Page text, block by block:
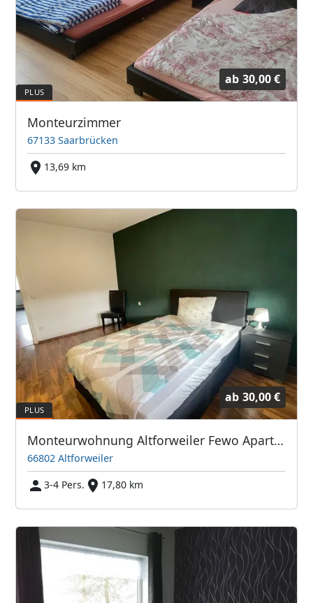
ab 30,00 €
Monteurzimmer
67133 Saarbrücken
13,69 km
ab 30,00 €
Monteurwohnung Altforweiler Fewo Apartments
66802 Altforweiler
3-4 Pers.
17,80 km